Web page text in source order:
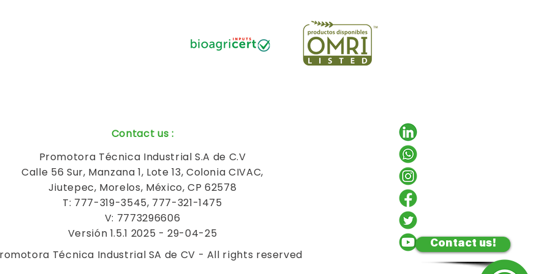
Contact us!
Contact us :
Promotora Técnica Industrial S.A de C.V
Calle 56 Sur, Manzana 1, Lote 13, Colonia CIVAC,
Jiutepec, Morelos, México, CP 62578
T: 777-319-3545, 777-321-1475
V: 7773296606
Versión 1.5.1 2025 - 29-04-25
Técnica Industrial SA de CV - All rights reserved